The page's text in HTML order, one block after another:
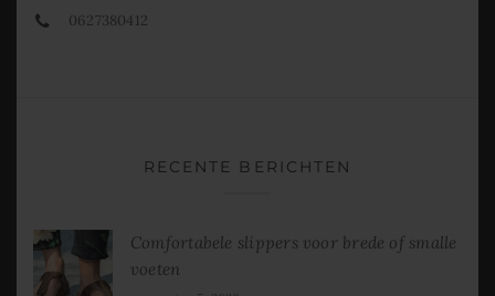
0627380412
RECENTE BERICHTEN
Comfortabele slippers voor brede of smalle
voeten